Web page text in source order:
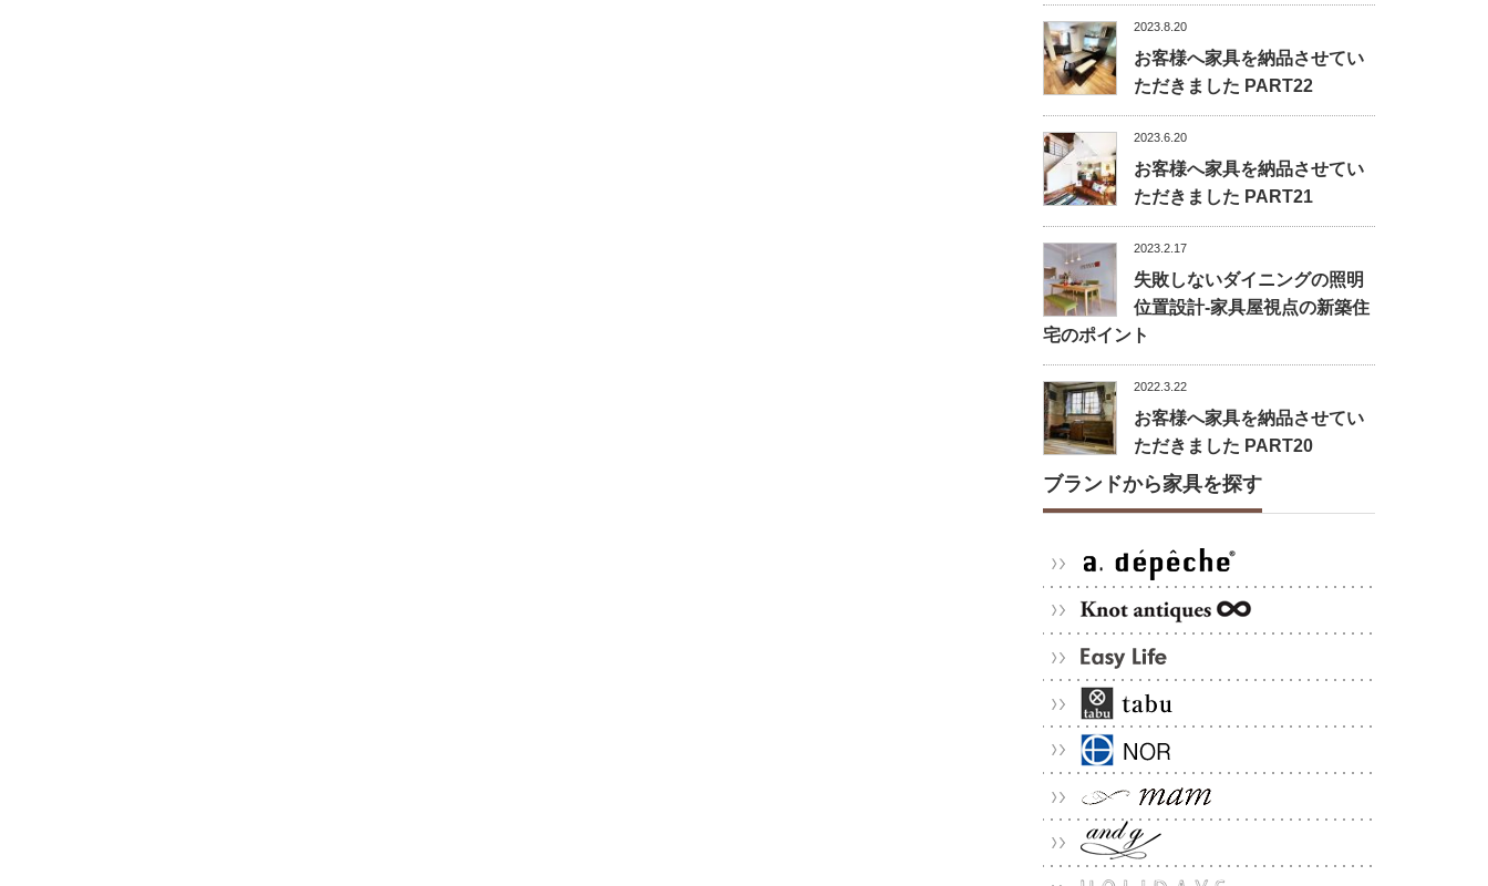
2023.8.20
お客様へ家具を納品させてい
ただきました PART22
2023.6.20
お客様へ家具を納品させてい
ただきました PART21
2023.2.17
失敗しないダイニングの照明
位置設計-家具屋視点の新築住
宅のポイント
2022.3.22
お客様へ家具を納品させてい
ただきました PART20
ブランドから家具を探す